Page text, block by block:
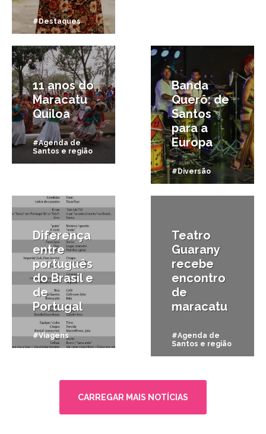
#Destaques
9/10/2014
11 anos do
Maracatu
Quiloa
#Agenda de
Santos e região
Banda
Querô: de
Santos
para a
Europa
#Diversão
Diferença
entre
português
do Brasil e
de
Portugal
#Viagens
18/08/2011
Teatro
Guarany
recebe
encontro
de
maracatu
#Agenda de
Santos e região
CARREGAR MAIS NOTÍCIAS